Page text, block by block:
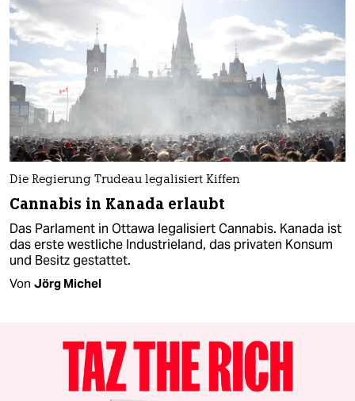
Die Regierung Trudeau legalisiert Kiffen
Cannabis in Kanada erlaubt
Das Parlament in Ottawa legalisiert Cannabis. Kanada ist
das erste westliche Industrieland, das privaten Konsum
und Besitz gestattet.
Von Jörg Michel